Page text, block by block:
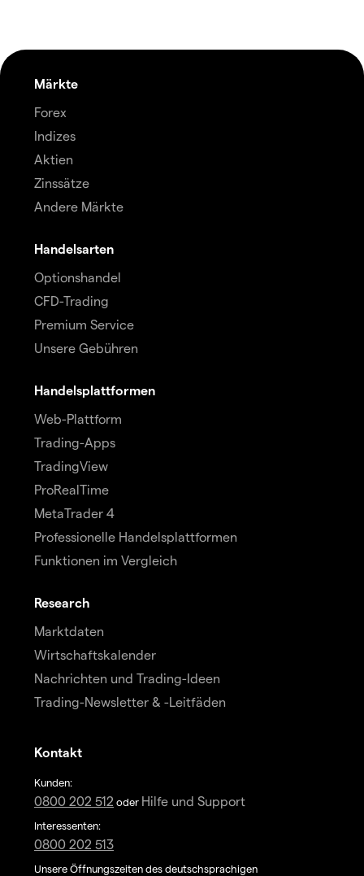
Märkte
Forex
Indizes
Aktien
Zinssätze
Andere Märkte
Handelsarten
Optionshandel
CFD-Trading
Premium Service
Unsere Gebühren
Handelsplattformen
Web-Plattform
Trading-Apps
TradingView
ProRealTime
MetaTrader 4
Professionelle Handelsplattformen
Funktionen im Vergleich
Research
Marktdaten
Wirtschaftskalender
Nachrichten und Trading-Ideen
Trading-Newsletter & -Leitfäden
Kontakt
Kunden:
0800 202 512 oder Hilfe und Support
Interessenten:
0800 202 513
Unsere Öffnungszeiten des deutschsprachigen